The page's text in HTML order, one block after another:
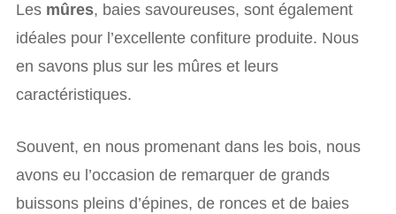
Les mûres, baies savoureuses, sont également
idéales pour l’excellente confiture produite. Nous
en savons plus sur les mûres et leurs
caractéristiques.
Souvent, en nous promenant dans les bois, nous
avons eu l’occasion de remarquer de grands
buissons pleins d’épines, de ronces et de baies